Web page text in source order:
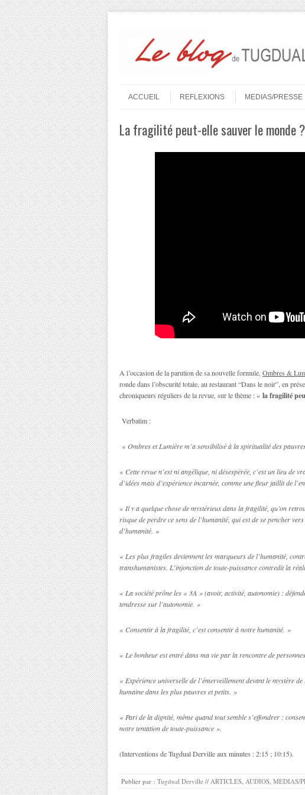
Menu
ACCUEIL
REFLEXIONS MEDIAS/PRESSE
La fragilité peut-elle sauver le monde ?
A l’occasion de la parution de sa nouvelle formule, Ombres &
ronde dans l’obscurité totale, au restaurant “Dans le noir”, en
chroniqueurs réguliers de la revue, sur le thème : « la fragilité
Verbatim :
« Ombres et Lumière m’a sensibilisé à la spiritualité des
« Cette revue n’est ni angélique, ni désespérée, c’est un lieu de
d’idées mais d’expérience incarnée, comme une fleur jaillit de
« Il y a quelque chose de mystérieux dans la fragilité, qu’on
risque de perdre ce sens de l’humanité, qui est de se pencher
d’humanité. »
« Les plus fragiles deviennent les marqueurs de l’humanité,
transhumanistes. L’injonction de toute-puissance contredit la
« La société prône les « 3A » (avoir, activité, autonomie) :
tendresse sur l’autonomie. »
« Consentir à la fragilité, c’est consentir à notre humanité. »
« Le bonheur est entré dans ma vie par la rencontre de
« Expérience universelle de l’émerveillement devant le mystère
humaine dans les plus pauvres et petits. »
« Pari de la dignité, même quand tout semble s’effondrer :
notre tentation de toute-puissance ».
(Interventions de Tugdual Derville aux minutes : 2:15 ; 10:15).
Publier par : Tugdual Derville // ARTICLES AUDIOS MEDIAS/